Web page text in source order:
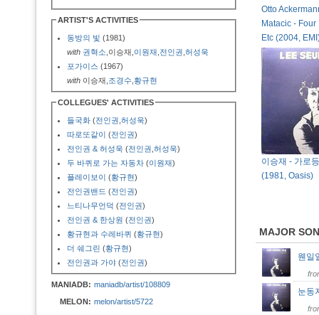
ARTIST'S ACTIVITIES
동방의 빛 (1981)
with 권혁소 ,이승재, 이원재 전인권 허성욱
포가이스 (1967)
with 이승재, 조경수 황규현
COLLEGUES' ACTIVITIES
들국화 (전인권 허성욱)
따로또같이 (전인권)
전인권 & 허성욱 (전인권 허성욱)
두 바퀴로 가는 자동차 (이원재)
플레이보이 (황규현)
전인권밴드 (전인권)
느티나무언덕 (전인권)
전인권 & 한상원 (전인권)
황규현과 수레바퀴 (황규현)
더 쉐그린 (황규현)
전인권과 가야 (전인권)
MANIADB: maniadb/artist/108809
MELON: melon/artist/5722
Otto
Matacic -
Etc (2004,
이승재 - 가로
(1981, Oasis)
MAJOR
웬
눈